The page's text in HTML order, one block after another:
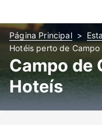
Página Principal
Hotéis perto de
Campo de
Hoteís